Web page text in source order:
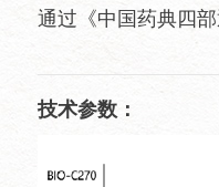
通过《中国药典四
技术参数：